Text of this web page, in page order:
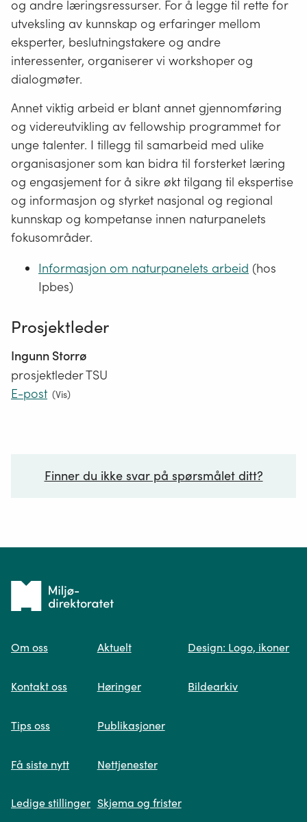
og andre læringsressurser. For å legge til rette for
utveksling av kunnskap og erfaringer mellom
eksperter, beslutningstakere og andre
interessenter, organiserer vi workshoper og
dialogmøter.
Annet viktig arbeid er blant annet gjennomføring
og videreutvikling av fellowship programmet for
unge talenter. I tillegg til samarbeid med ulike
organisasjoner som kan bidra til forsterket læring
og engasjement for å sikre økt tilgang til ekspertise
og informasjon og styrket nasjonal og regional
kunnskap og kompetanse innen naturpanelets
fokusområder.
Informasjon om naturpanelets arbeid (hos
Ipbes)
Prosjektleder
Ingunn Storrø
prosjektleder TSU
E-post (Vis)
Finner du ikke svar på spørsmålet ditt?
Spør oss
søk og viser deg vår mest relevante
Tilbake
forsiden
Om oss
Kontakt oss
Tips oss
Få siste nytt
Ledige stillinger
Aktuelt
Høringer
Publikasjoner
Nettjenester
Skjema og frister
Design: Logo, ikoner
Bildearkiv